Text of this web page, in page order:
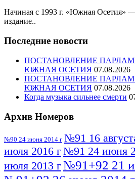
Начиная с 1993 г. «Южная Осетия» —
издание..
Последние новости
ПОСТАНОВЛЕНИЕ
ЮЖНАЯ ОСЕТИЯ 07.08.2026
ПОСТАНОВЛЕНИЕ
ЮЖНАЯ ОСЕТИЯ 07.08.2026
Когда музыка сильнее смерти
Архив Номеров
№90 24 июня 2014 г №91 16
июля 2016 г№91 24 июня
июля 2013 г№91+92 21